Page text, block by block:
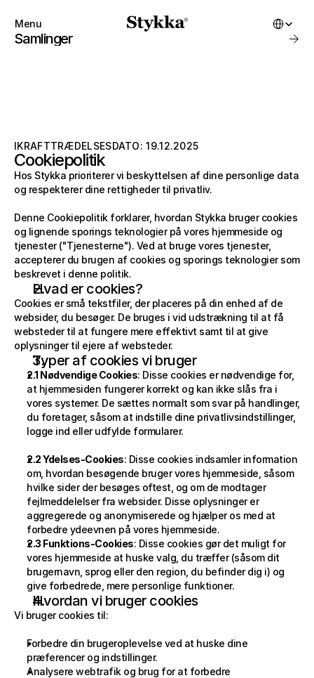
Menu
Close
Select
Samlinger
Favoritter
Kontakt
FAQ'er
Forhandlere
Butikker
Alle produkter
Nye Ankomster
Bedst sælgende
Til salg
Sæt
Gavekort
Favoritter
Om
Kontakt
Om
Kontakt
Ofte stillede spørgsmål
RESSOURCER
Om
3D Bibliotek
BEGYND AT BYGGE
Stykka derhjemme
Stykka Architects
JURIDISK
3D Bibliotek
Servicevilkår
Returpolitik
Privatlivspolitik
Instagram
BEGYND AT BYGGE
Stykka derhjemme
Stykka Architects
Stykka Developers
3D Bibliotek
IKRAFTTRÆDELSESDATO: 19.12.2025
Cookiepolitik
Hos Stykka prioriterer vi beskyttelsen af dine personlige data
og respekterer dine rettigheder til privatliv.
Denne Cookiepolitik forklarer, hvordan Stykka bruger cookies
og lignende sporings teknologier på vores hjemmeside og
tjenester ("Tjenesterne"). Ved at bruge vores tjenester,
accepterer du brugen af cookies og sporings teknologier som
beskrevet i denne politik.
Hvad er cookies?
Cookies er små tekstfiler, der placeres på din enhed af de
websider, du besøger. De bruges i vid udstrækning til at få
websteder til at fungere mere effektivt samt til at give
oplysninger til ejere af websteder.
Typer af cookies vi bruger
2.1 Nødvendige Cookies: Disse cookies er nødvendige for,
at hjemmesiden fungerer korrekt og kan ikke slås fra i
vores systemer. De sættes normalt som svar på handlinger,
du foretager, såsom at indstille dine privatlivsindstillinger,
logge ind eller udfylde formularer.
2.2 Ydelses-Cookies: Disse cookies indsamler information
om, hvordan besøgende bruger vores hjemmeside, såsom
hvilke sider der besøges oftest, og om de modtager
fejlmeddelelser fra websider. Disse oplysninger er
aggregerede og anonymiserede og hjælper os med at
forbedre ydeevnen på vores hjemmeside.
2.3 Funktions-Cookies: Disse cookies gør det muligt for
vores hjemmeside at huske valg, du træffer (såsom dit
brugernavn, sprog eller den region, du befinder dig i) og
give forbedrede, mere personlige funktioner.
Hvordan vi bruger cookies
Vi bruger cookies til:
Forbedre din brugeroplevelse ved at huske dine
præferencer og indstillinger.
Analysere webtrafik og brug for at forbedre